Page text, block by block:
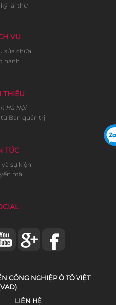
lái thử
VỤ
sửa chữa
hành
THIỆU
Hà Nội
Ban quản trị
TỨC
sự kiện
mãi
CÔNG NGHIỆP Ô TÔ VIỆT
LIÊN HỆ